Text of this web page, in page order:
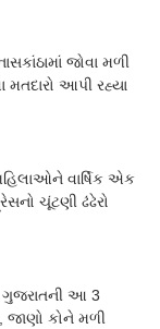
જોવા મળી
મતદારો આપી રહ્યા
વાર્ષિક એક
ચૂંટણી ઢંઢેરો
ગુજરાતની આ 3
જાણો કોને મળી